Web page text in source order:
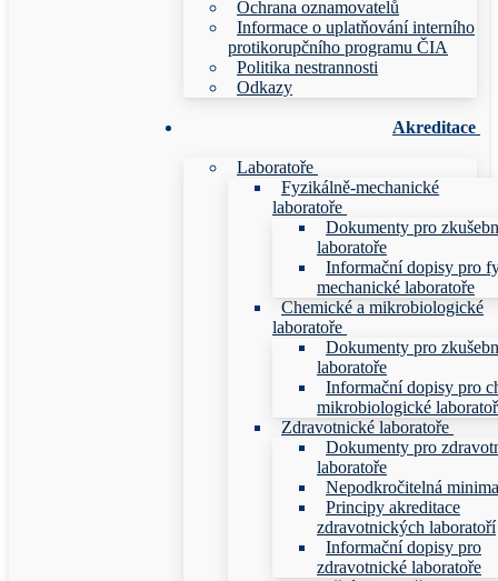
Ochrana oznamovatelů
Informace o uplatňování interního
protikorupčního programu ČIA
Politika nestrannosti
Odkazy
Akreditace
Laboratoře
Fyzikálně-mechanické
laboratoře
Dokumenty pro
laboratoře
Informační dopisy pro
mechanické laboratoře
Chemické a mikrobiologické
laboratoře
Dokumenty pro
laboratoře
Informační dopisy pro
mikrobiologické
Zdravotnické laboratoře
Dokumenty pro
laboratoře
Nepodkročitelná minima
Principy akreditace
zdravotnických laboratoří
Informační dopisy pro
zdravotnické laboratoře